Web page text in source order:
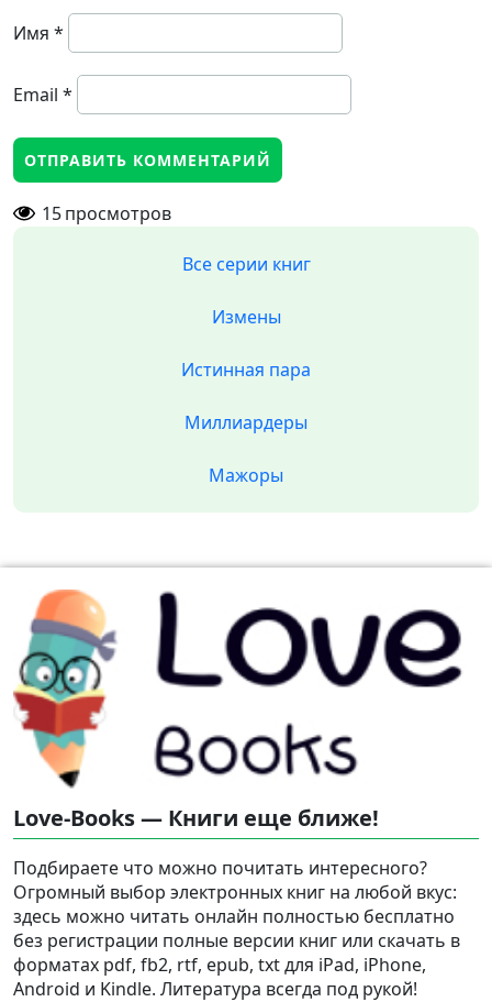
Имя *
Email *
15просмотров
Все серии книг
Измены
Истинная пара
Миллиардеры
Мажоры
Love-Books — Книги еще ближе!
Подбираете что можно почитать интересного?
Огромный выбор электронных книг на любой вкус:
здесь можно читать онлайн полностью бесплатно
без регистрации полные версии книг или скачать в
форматах pdf, fb2, rtf, epub, txt для iPad, iPhone,
Android и Kindle. Литература всегда под рукой!